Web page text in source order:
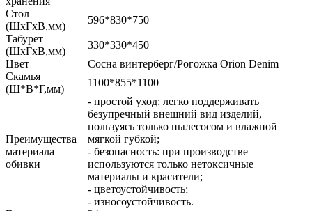
Стол
(ШхГхВ,мм)
596*830*750
Табурет
(ШхГхВ,мм)
330*330*450
Цвет
Сосна винтерберг/Рогожка Orion Denim
Скамья
(Ш*В*Г,мм)
1100*855*1100
Преимущества
материала
обивки
- простой уход: легко поддерживать
безупречный внешний вид изделий,
пользуясь только пылесосом и влажной
мягкой губкой;
- безопасность: при производстве
используются только нетоксичные
материалы и красители;
- цветоустойчивость;
- износоустойчивость.